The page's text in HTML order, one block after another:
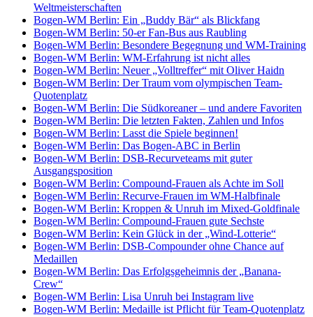
Weltmeisterschaften
Bogen-WM Berlin: Ein „Buddy Bär“ als Blickfang
Bogen-WM Berlin: 50-er Fan-Bus aus Raubling
Bogen-WM Berlin: Besondere Begegnung und WM-Training
Bogen-WM Berlin: WM-Erfahrung ist nicht alles
Bogen-WM Berlin: Neuer „Volltreffer“ mit Oliver Haidn
Bogen-WM Berlin: Der Traum vom olympischen Team-
Quotenplatz
Bogen-WM Berlin: Die Südkoreaner – und andere Favoriten
Bogen-WM Berlin: Die letzten Fakten, Zahlen und Infos
Bogen-WM Berlin: Lasst die Spiele beginnen!
Bogen-WM Berlin: Das Bogen-ABC in Berlin
Bogen-WM Berlin: DSB-Recurveteams mit guter
Ausgangsposition
Bogen-WM Berlin: Compound-Frauen als Achte im Soll
Bogen-WM Berlin: Recurve-Frauen im WM-Halbfinale
Bogen-WM Berlin: Kroppen & Unruh im Mixed-Goldfinale
Bogen-WM Berlin: Compound-Frauen gute Sechste
Bogen-WM Berlin: Kein Glück in der „Wind-Lotterie“
Bogen-WM Berlin: DSB-Compounder ohne Chance auf
Medaillen
Bogen-WM Berlin: Das Erfolgsgeheimnis der „Banana-
Crew“
Bogen-WM Berlin: Lisa Unruh bei Instagram live
Bogen-WM Berlin: Medaille ist Pflicht für Team-Quotenplatz